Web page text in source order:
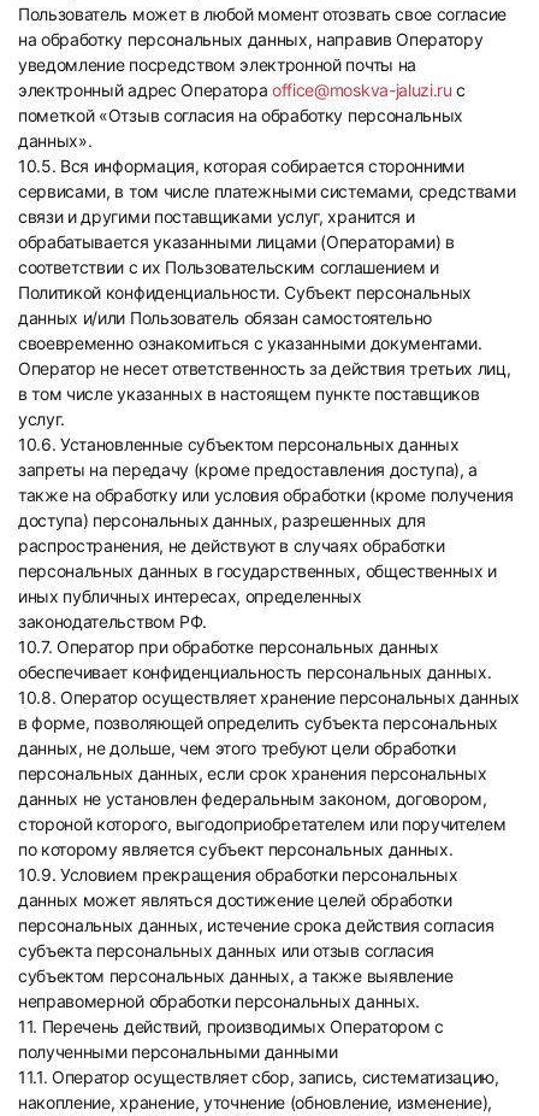
Пользователь может в любой момент отозвать свое согласие
на обработку персональных данных, направив Оператору
уведомление посредством электронной почты на
электронный адрес Оператораoffice@moskva-jaluzi.ru с
пометкой «Отзыв согласия на обработку персональных
данных».
10.5. Вся информация, которая собирается сторонними
сервисами, в том числе платежными системами, средствами
связи и другими поставщиками услуг, хранится и
обрабатывается указанными лицами (Операторами) в
соответствии с их Пользовательским соглашением и
Политикой конфиденциальности. Субъект персональных
данных и/или Пользователь обязан самостоятельно
своевременно ознакомиться с указанными документами.
Оператор не несет ответственность за действия третьих лиц,
в том числе указанных в настоящем пункте поставщиков
услуг.
10.6. Установленные субъектом персональных данных
запреты на передачу (кроме предоставления доступа), а
также на обработку или условия обработки (кроме получения
доступа) персональных данных, разрешенных для
распространения, не действуют в случаях обработки
персональных данных в государственных, общественных и
иных публичных интересах, определенных
законодательством РФ.
10.7. Оператор при обработке персональных данных
обеспечивает конфиденциальность персональных данных.
10.8. Оператор осуществляет хранение персональных данных
в форме, позволяющей определить субъекта персональных
данных, не дольше, чем этого требуют цели обработки
персональных данных, если срок хранения персональных
данных не установлен федеральным законом, договором,
стороной которого, выгодоприобретателем или поручителем
по которому является субъект персональных данных.
10.9. Условием прекращения обработки персональных
данных может являться достижение целей обработки
персональных данных, истечение срока действия согласия
субъекта персональных данных или отзыв согласия
субъектом персональных данных, а также выявление
неправомерной обработки персональных данных.
11. Перечень действий, производимых Оператором с
полученными персональными данными
11.1. Оператор осуществляет сбор, запись, систематизацию,
накопление, хранение, уточнение (обновление, изменение),